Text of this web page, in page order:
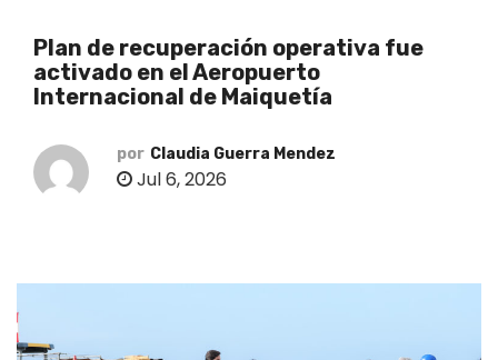
Plan de recuperación operativa fue
activado en el Aeropuerto
Internacional de Maiquetía
por Claudia Guerra Mendez
Jul 6, 2026